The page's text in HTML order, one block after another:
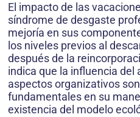
El impacto de las
síndrome de desgaste
mejoría en sus
los niveles previos al
después de la
indica que la influencia
aspectos organizativos
fundamentales en su
existencia del modelo